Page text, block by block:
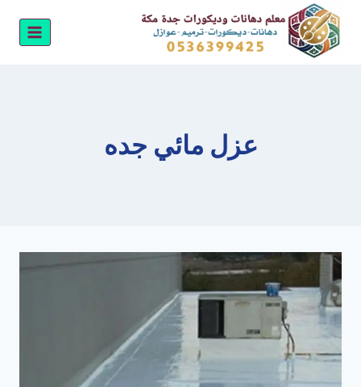
التجاوز
المحتوى
عزل مائي جده